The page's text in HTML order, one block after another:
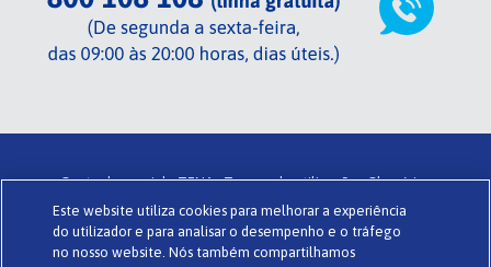
Centrada em si de TENA . Termos de utilização . Glossário .
Powered by www.codigomedia.com© Essity Portugal Lda
Sobre o Centrada em si . Política de privacidade . Cookies .
Este website utiliza cookies para melhorar a experiência
do utilizador e para analisar o desempenho e o tráfego
no nosso website. Nós também compartilhamos